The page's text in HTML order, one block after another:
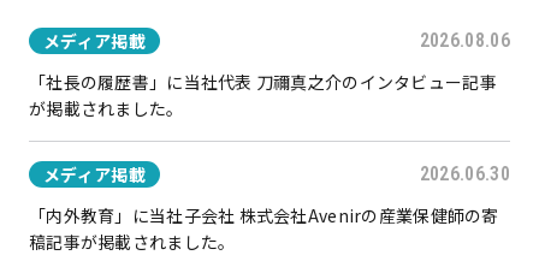
メディア掲載 2026.08.06
「社長の履歴書」に当社代表 刀禰真之介のインタビュー記事
が掲載されました。
メディア掲載 2026.06.30
「内外教育」に当社子会社 株式会社Avenirの産業保健師の寄
稿記事が掲載されました。